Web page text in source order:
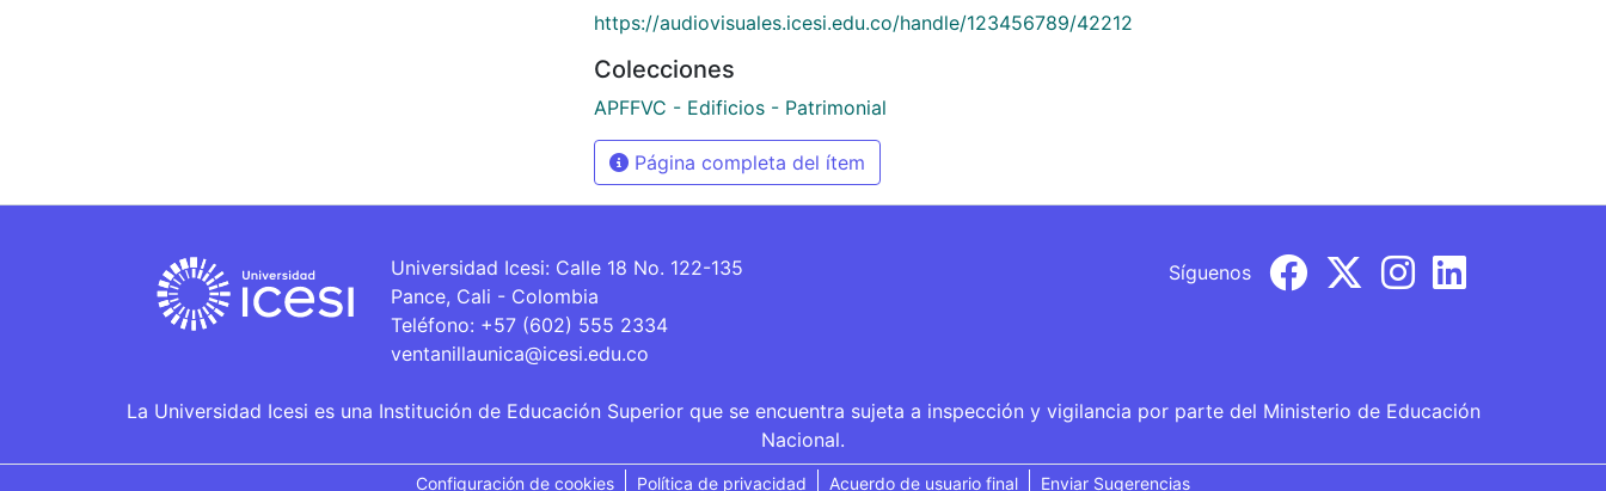
https://audiovisuales.icesi.edu.co/handle/123456789/42212
Colecciones
APFFVC - Edificios - Patrimonial
Página completa del ítem
Universidad Icesi: Calle 18 No. 122-135
Pance, Cali - Colombia
Teléfono: +57 (602) 555 2334
ventanillaunica@icesi.edu.co
Síguenos
La Universidad Icesi es una Institución de Educación Superior que se encuentra sujeta a inspección y vigilancia por parte del Ministerio de Educación
Nacional.
Configuración de cookies Política de privacidad Acuerdo de usuario final Enviar Sugerencias